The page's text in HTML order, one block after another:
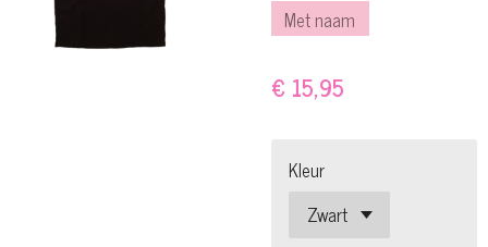
Met naam
€ 15,95
Kleur